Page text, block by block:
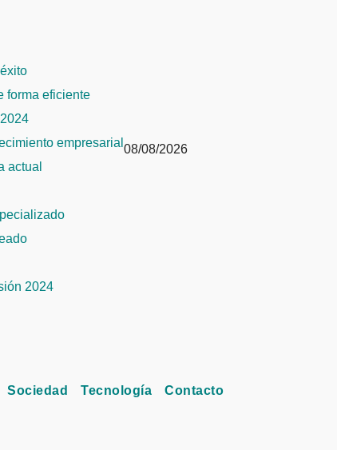
forma eficiente
empresarial
actual
2024
08/08/2026
Sociedad Tecnología Contacto